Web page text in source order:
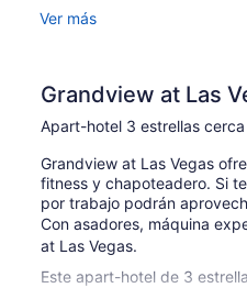
Ver más
Grandview at Las
Apart-hotel 3 estrellas
Grandview at Las Vegas
fitness y chapoteadero. Si
por trabajo podrán
Con asadores, máquina
at Las Vegas.
Este apart-hotel de 3